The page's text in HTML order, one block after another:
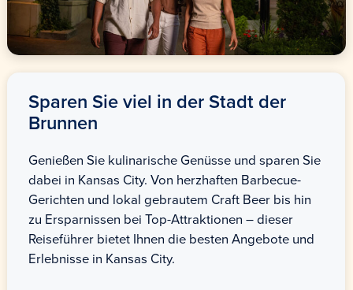
Sparen Sie viel in der Stadt der
Brunnen
Genießen Sie kulinarische Genüsse und sparen Sie
dabei in Kansas City. Von herzhaften Barbecue-
Gerichten und lokal gebrautem Craft Beer bis hin
zu Ersparnissen bei Top-Attraktionen – dieser
Reiseführer bietet Ihnen die besten Angebote und
Erlebnisse in Kansas City.